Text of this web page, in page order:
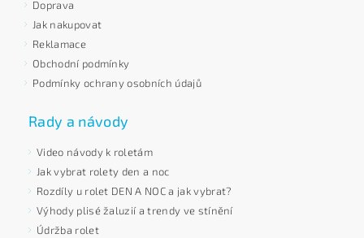
Doprava
Jak nakupovat
Reklamace
Obchodní podmínky
Podmínky ochrany osobních údajů
Rady a návody
Video návody k roletám
Jak vybrat rolety den a noc
Rozdíly u rolet DEN A NOC a jak vybrat?
Výhody plisé žaluzií a trendy ve stínění
Údržba rolet